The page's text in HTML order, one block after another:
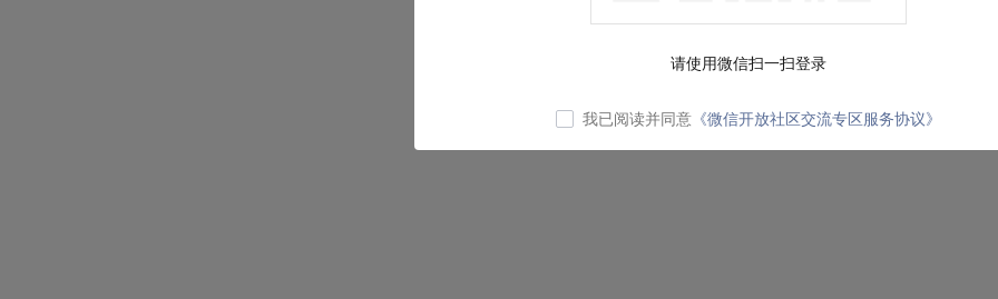
请使用微信扫一扫登录
我已阅读并同意 《微信开放社区交流专区服务协议》